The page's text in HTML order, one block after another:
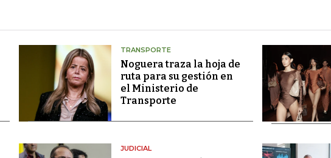
TRANSPORTE
Noguera traza la hoja de
ruta para su gestión en
el Ministerio de
Transporte
JUDICIAL